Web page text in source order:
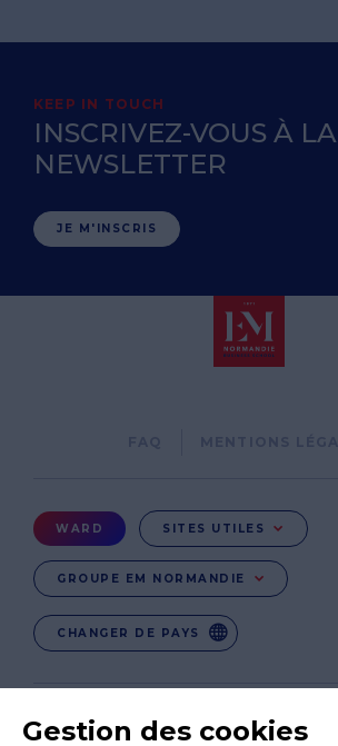
KEEP IN TOUCH
INSCRIVEZ-VOUS À LA
NEWSLETTER
JE M'INSCRIS
Menu
Ward
WARD SITES UTILES
GROUPE EM NORMANDIE
CHANGER DE PAYS
EN-IN